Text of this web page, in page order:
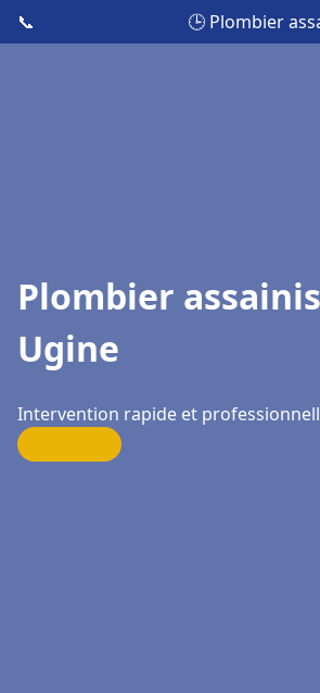
📞 🕒 Plombier
Plombier
Ugine
Intervention rapide et